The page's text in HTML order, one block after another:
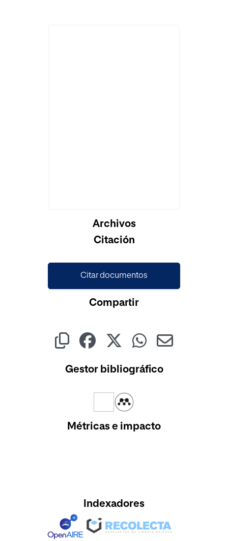
Archivos
Citación
Citar documentos
Compartir
Gestor bibliográfico
Métricas e impacto
Indexadores